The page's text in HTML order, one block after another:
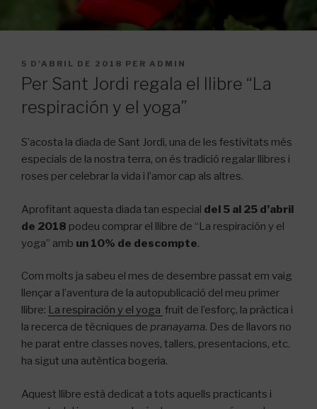
PUBLICAT
A
5 D'ABRIL DE 2018 PER ADMIN
Per Sant Jordi regala el llibre “La
respiración y el yoga”
S’acosta la diada de Sant Jordi, una de les festivitats més
especials de la nostra terra, on és tradició regalar llibres i
roses per celebrar la vida i l’amor cap als altres.
Aprofitant aquesta diada tan especial del 5 al 25 d’abril
de 2018 podeu comprar el llibre de “La respiración y el
yoga” amb un 10% de descompte.
Com molts ja sabeu el mes de desembre passat em vaig
llençar a l’aventura de la autopublicació del meu primer
llibre: La respiración y el yoga fruit de l’esforç, la pràctica i
la recerca de tècniques de pranayama. Des de llavors no
he parat entre classes noves, tallers, presentacions, etc.
ha sigut una autèntica bogeria.
Aquest llibre està dedicat a tots aquells practicants i